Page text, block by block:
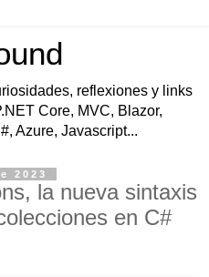
reflexiones y links
Core, MVC, Blazor,
Azure, Javascript...
2023
la nueva sintaxis
en C#